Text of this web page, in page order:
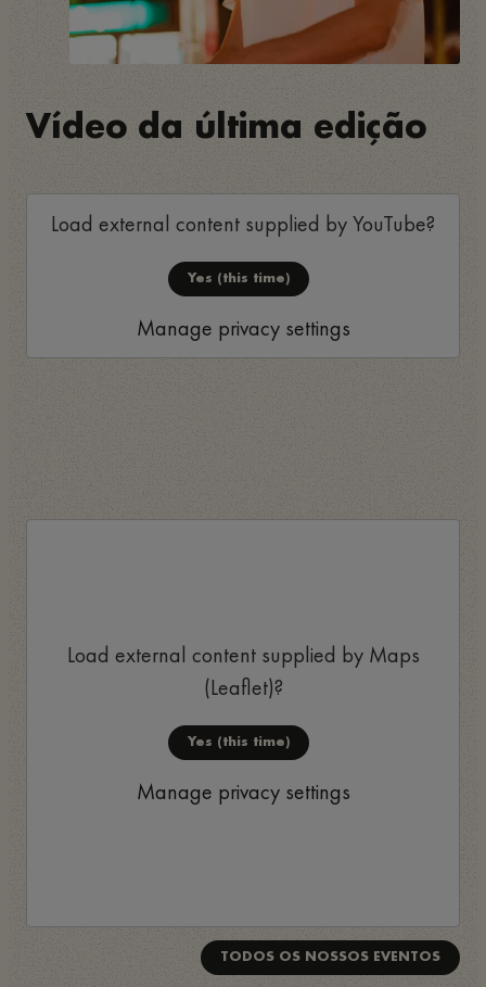
Vídeo da última edição
Load external content supplied byYouTube?
Yes (this time)
Manage privacy settings
Load external content supplied by Maps
(Leaflet)?
Yes (this time)
Manage privacy settings
TODOS OS NOSSOS EVENTOS